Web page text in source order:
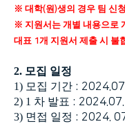
※ 대학(원)생의 경우 팀 신
※ 지원서는 개별 내용으로
대표 1 개 지원서 제출 시 불
2. 모집 일정
1) 모집 기간 :
2) 1 차 발표 :
3) 면접 일정 : 2024.